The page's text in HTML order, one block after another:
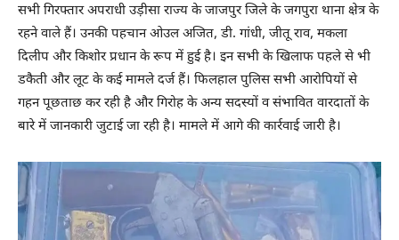
सभी गिरफ्तार अपराधी उड़ीसा राज्य के जाजपुर जिले के जगपुरा थाना क्षेत्र के
रहने वाले हैं। उनकी पहचान ओउल अजित, डी. गांधी, जीतू राव, मकला
दिलीप और किशोर प्रधान के रूप में हुई है। इन सभी के खिलाफ पहले से भी
डकैती और लूट के कई मामले दर्ज हैं। फिलहाल पुलिस सभी आरोपियों से
गहन पूछताछ कर रही है और गिरोह के अन्य सदस्यों व संभावित वारदातों के
बारे में जानकारी जुटाई जा रही है। मामले में आगे की कार्रवाई जारी है।